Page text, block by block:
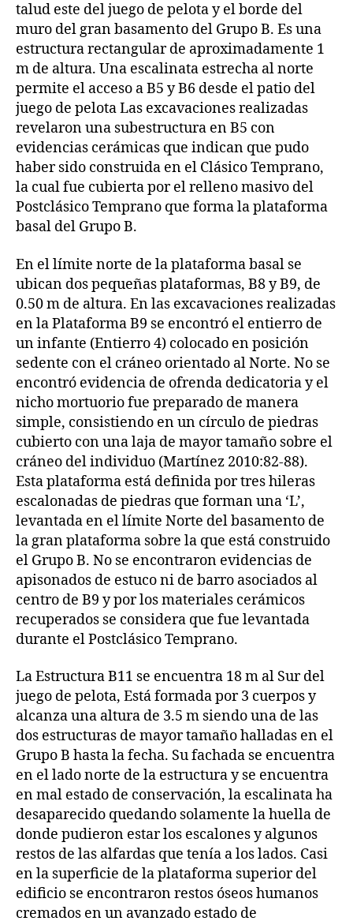
talud este del juego de pelota y el borde del
muro del gran basamento del Grupo B. Es una
estructura rectangular de aproximadamente 1
m de altura. Una escalinata estrecha al norte
permite el acceso a B5 y B6 desde el patio del
juego de pelota Las excavaciones realizadas
revelaron una subestructura en B5 con
evidencias cerámicas que indican que pudo
haber sido construida en el Clásico Temprano,
la cual fue cubierta por el relleno masivo del
Postclásico Temprano que forma la plataforma
basal del Grupo B.
En el límite norte de la plataforma basal se
ubican dos pequeñas plataformas, B8 y B9, de
0.50 m de altura. En las excavaciones realizadas
en la Plataforma B9 se encontró el entierro de
un infante (Entierro 4) colocado en posición
sedente con el cráneo orientado al Norte. No se
encontró evidencia de ofrenda dedicatoria y el
nicho mortuorio fue preparado de manera
simple, consistiendo en un círculo de piedras
cubierto con una laja de mayor tamaño sobre el
cráneo del individuo (Martínez 2010:82-88).
Esta plataforma está definida por tres hileras
escalonadas de piedras que forman una ‘L’,
levantada en el límite Norte del basamento de
la gran plataforma sobre la que está construido
el Grupo B. No se encontraron evidencias de
apisonados de estuco ni de barro asociados al
centro de B9 y por los materiales cerámicos
recuperados se considera que fue levantada
durante el Postclásico Temprano.
La Estructura B11 se encuentra 18 m al Sur del
juego de pelota, Está formada por 3 cuerpos y
alcanza una altura de 3.5 m siendo una de las
dos estructuras de mayor tamaño halladas en el
Grupo B hasta la fecha. Su fachada se encuentra
en el lado norte de la estructura y se encuentra
en mal estado de conservación, la escalinata ha
desaparecido quedando solamente la huella de
donde pudieron estar los escalones y algunos
restos de las alfardas que tenía a los lados. Casi
en la superficie de la plataforma superior del
edificio se encontraron restos óseos humanos
cremados en un avanzado estado de